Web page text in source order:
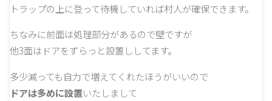
トラップの上に登って待機していれば村人が確保できます。
ちなみに前面は処理部分があるので壁ですが
他3面はドアをずらっと設置ししてます。
多少減っても自力で増えてくれたほうがいいので
ドアは多めに設置いたしまして